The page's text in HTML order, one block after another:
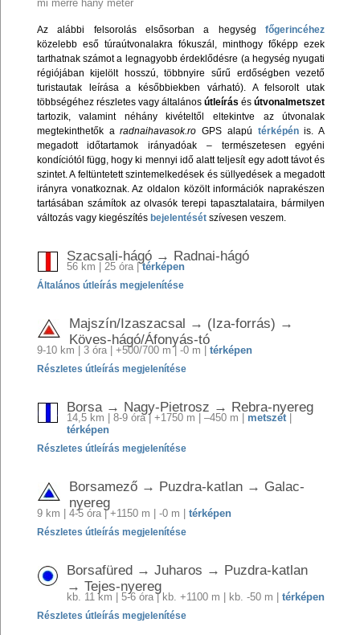
mi merre hány méter
Az alábbi felsorolás elsősorban a hegységfőgerincéhez
közelebb eső túraútvonalakra fókuszál, minthogy főképp ezek
tarthatnak számot a legnagyobb érdeklődésre (a hegység nyugati
régiójában kijelölt hosszú, többnyire sűrű erdőségben vezető
turistautak leírása a későbbiekben várható). A felsorolt utak
többségéhez részletes vagy általánosútleírás ésútvonalmetszet
tartozik, valamint néhány kivételtől eltekintve az útvonalak
megtekinthetők aradnaihavasok.ro GPS alapú térképénis. A
megadott időtartamok irányadóak – természetesen egyéni
kondíciótól függ, hogy ki mennyi idő alatt teljesít egy adott távot és
szintet. A feltüntetett szintemelkedések és süllyedések a megadott
irányra vonatkoznak. Az oldalon közölt információk naprakészen
tartásában számítok az olvasók terepi tapasztalataira, bármilyen
változás vagy kiegészítés bejelentésétszívesen veszem.
Szacsali-hágó → Radnai-hágó
56 km | 25 óra |térképen
Általános útleírás megjelenítése
Majszín/Izaszacsal → (Iza-forrás) →
Köves-hágó/Áfonyás-tó
9-10 km | 3 óra | +500/700 m | -0 m | térképen
Részletes útleírás megjelenítése
Borsa → Nagy-Pietrosz → Rebra-nyereg
14,5 km | 8-9 óra | +1750 m | –450 m | metszet|
térképen
Részletes útleírás megjelenítése
Borsamező → Puzdra-katlan → Galac-
nyereg
9 km | 4-5 óra | +1150 m | -0 m | térképen
Részletes útleírás megjelenítése
Borsafüred → Juharos → Puzdra-katlan
→ Tejes-nyereg
kb. 11 km | 5-6 óra | kb. +1100 m | kb. -50 m | térképen
Részletes útleírás megjelenítése